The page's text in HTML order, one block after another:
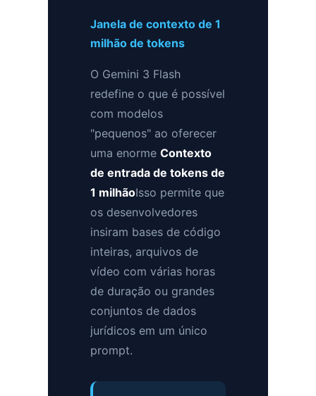
Janela de contexto de 1
milhão de tokens
O Gemini 3 Flash
redefine o que é possível
com modelos
"pequenos" ao oferecer
uma enormeContexto
de entrada de tokens de
1 milhãoIsso permite que
os desenvolvedores
insiram bases de código
inteiras, arquivos de
vídeo com várias horas
de duração ou grandes
conjuntos de dados
jurídicos em um único
prompt.